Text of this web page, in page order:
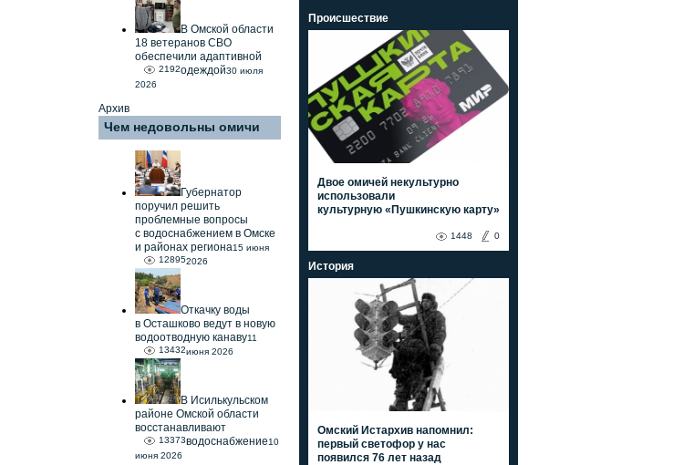
В Омской области
18 ветеранов СВО
обеспечили адаптивной
одеждой
2192
30 июля
2026
Архив
Чем недовольны омичи
Губернатор
поручил решить
проблемные вопросы
с водоснабжением в Омске
и районах региона
12895
15 июня
2026
Откачку воды
в Осташково ведут в новую
водоотводную канаву
13432
11
июня 2026
В Исилькульском
районе Омской области
восстанавливают
водоснабжение
13373
10
июня 2026
Происшествие
Двое омичей некультурно
использовали
культурную «Пушкинскую карту»
0
1448
История
Омский Истархив напомнил:
первый светофор у нас
появился 76 лет назад